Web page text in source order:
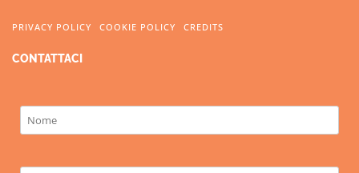
PRIVACY POLICY COOKIE POLICY CREDITS
CONTATTACI